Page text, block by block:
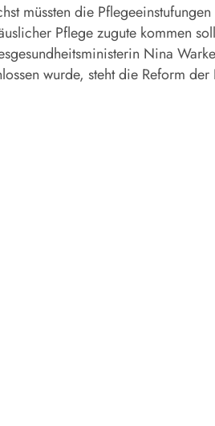
müssten die
Pflege zugute kommen
Nina
wurde, steht die Reform